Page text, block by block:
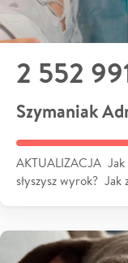
2 552
Szymaniak
AKTUALIZACJA
słyszysz wyrok? Jak